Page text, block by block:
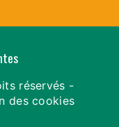
réservés -
des cookies